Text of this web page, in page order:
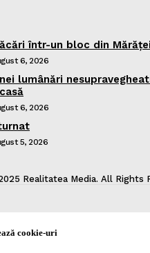
într-un bloc din Mărăţei
6, 2026
lumânări
6, 2026
5, 2026
Realitatea Media. All Rights
cookie-uri